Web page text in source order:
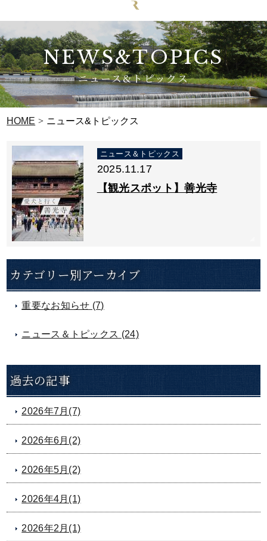
NEWS&TOPICS
ニュース&トピックス
HOME ニュース&トピックス
ニュース＆トピックス
2025.11.17
【観光スポット】善光寺
カテゴリー別アーカイブ
重要なお知らせ (7)
ニュース＆トピックス (24)
過去の記事
2026年7月(7)
2026年6月(2)
2026年5月(2)
2026年4月(1)
2026年2月(1)